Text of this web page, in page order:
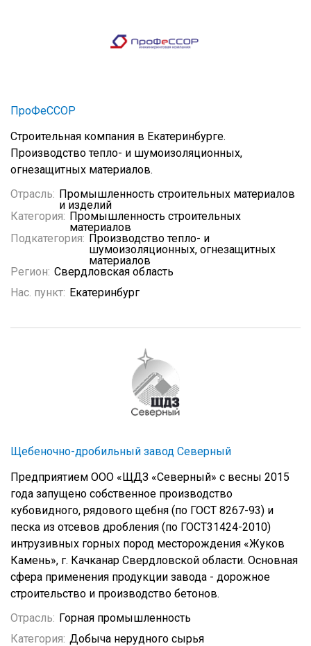
ПроФеССОР
Строительная компания в Екатеринбурге.
Производство тепло- и шумоизоляционных,
огнезащитных материалов.
Отрасль: Промышленность строительных материалов
и изделий
Категория: Промышленность строительных
материалов
Подкатегория: Производство тепло- и
шумоизоляционных, огнезащитных
материалов
Регион: Свердловская область
Нас. пункт: Екатеринбург
Щебеночно-дробильный завод Северный
Предприятием ООО «ЩДЗ «Северный» с весны 2015
года запущено собственное производство
кубовидного, рядового щебня (по ГОСТ 8267-93) и
песка из отсевов дробления (по ГОСТ31424-2010)
интрузивных горных пород месторождения «Жуков
Камень», г. Качканар Свердловской области. Основная
сфера применения продукции завода - дорожное
строительство и производство бетонов.
Отрасль: Горная промышленность
Категория: Добыча нерудного сырья